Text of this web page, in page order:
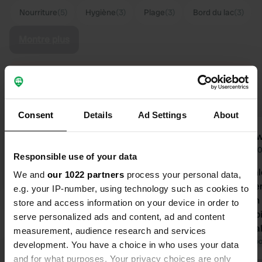
Consent Details Ad Settings About
Responsible use of your data
We and our 1022 partners process your personal data,
e.g. your IP-number, using technology such as cookies to
store and access information on your device in order to
serve personalized ads and content, ad and content
measurement, audience research and services
development. You have a choice in who uses your data
and for what purposes. Your privacy choices are only
Nourriture Hygiène Plage Bord du lac
pour l'utilisation des filtres sur les
Traduit par GoogleAfficher l'original
juin
Accueil
s'ils sont
autres. La piscine est agréable mais
petite ;
40 °C. Bon restaurant près de la
plage. La plage est correcte, mais
Traduit par